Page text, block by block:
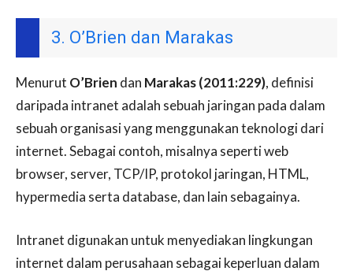
3. O’Brien dan Marakas
Menurut O’Brien dan Marakas (2011:229), definisi
daripada intranet adalah sebuah jaringan pada dalam
sebuah organisasi yang menggunakan teknologi dari
internet. Sebagai contoh, misalnya seperti web
browser, server, TCP/IP, protokol jaringan, HTML,
hypermedia serta database, dan lain sebagainya.
Intranet digunakan untuk menyediakan lingkungan
internet dalam perusahaan sebagai keperluan dalam